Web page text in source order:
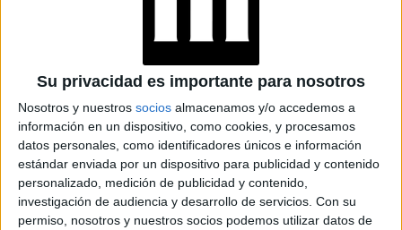
Su privacidad es importante para nosotros
Nosotros y nuestros socios almacenamos y/o accedemos a
información en un dispositivo, como cookies, y procesamos
datos personales, como identificadores únicos e información
estándar enviada por un dispositivo para publicidad y contenido
personalizado, medición de publicidad y contenido,
investigación de audiencia y desarrollo de servicios. Con su
permiso, nosotros y nuestros socios podemos utilizar datos de
Caras Noticias
Weekend Parabrisas
Look
Luz Mía Lunateen Break BATimes
© Perfil.com 2006-2019 - Todos los derechos reservados
Registro de Propiedad Intelectual: Nro. 5346433